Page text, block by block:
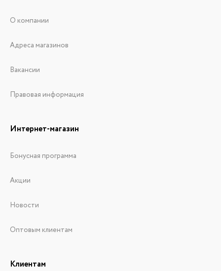
О компании
Адреса магазинов
Вакансии
Правовая информация
Интернет-магазин
Бонусная программа
Акции
Новости
Оптовым клиентам
Клиентам